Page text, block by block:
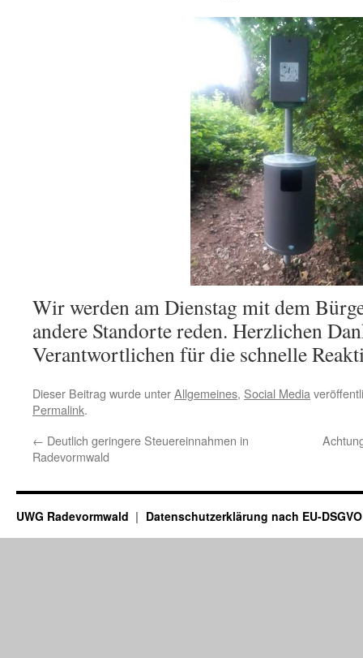
Wir werden am Dienstag mit dem
andere Standorte reden. Herzlichen
Verantwortlichen für die schnelle
Dieser Beitrag wurde unterAllgemeines, Social Media
Permalink.
← Deutlich geringere Steuereinnahmen in
Radevormwald
UWG Radevormwald Datenschutzerklärung nach EU-DSGVO